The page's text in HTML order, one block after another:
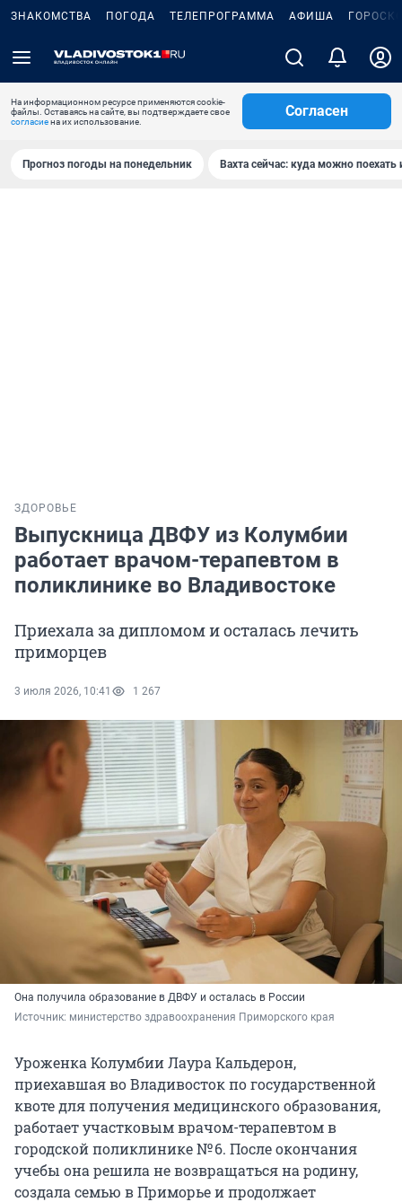
ЗНАКОМСТВА ПОГОДА ТЕЛЕПРОГРАММА АФИША
На информационном ресурсе применяются cookie-
файлы. Оставаясь на сайте, вы подтверждаете свое
согласиена их использование.
Согласен
Прогноз погоды на понедельник Вахта сейчас: куда можно поехать
ЗДОРОВЬЕ
Выпускница ДВФУ из Колумбии
работает врачом-терапевтом в
поликлинике во Владивостоке
Приехала за дипломом и осталась лечить
приморцев
3 июля 2026, 10:41 1 267
Она получила образование в ДВФУ и осталась в России
Источник: министерство здравоохранения Приморского края
Уроженка Колумбии Лаура Кальдерон,
приехавшая во Владивосток по государственной
квоте для получения медицинского образования,
работает участковым врачом-терапевтом в
городской поликлинике № 6. После окончания
учебы она решила не возвращаться на родину,
создала семью в Приморье и продолжает